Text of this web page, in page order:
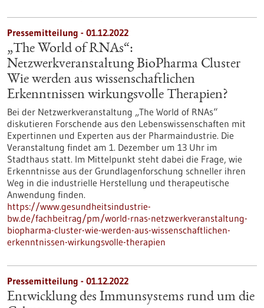
Pressemitteilung - 01.12.2022
„The World of RNAs“:
Netzwerkveranstaltung BioPharma Cluster
Wie werden aus wissenschaftlichen
Erkenntnissen wirkungsvolle Therapien?
Bei der Netzwerkveranstaltung „The World of RNAs“
diskutieren Forschende aus den Lebenswissenschaften mit
Expertinnen und Experten aus der Pharmaindustrie. Die
Veranstaltung findet am 1. Dezember um 13 Uhr im
Stadthaus statt. Im Mittelpunkt steht dabei die Frage, wie
Erkenntnisse aus der Grundlagenforschung schneller ihren
Weg in die industrielle Herstellung und therapeutische
Anwendung finden.
https://www.gesundheitsindustrie-
bw.de/fachbeitrag/pm/world-rnas-netzwerkveranstaltung-
biopharma-cluster-wie-werden-aus-wissenschaftlichen-
erkenntnissen-wirkungsvolle-therapien
Pressemitteilung - 01.12.2022
Entwicklung des Immunsystems rund um die